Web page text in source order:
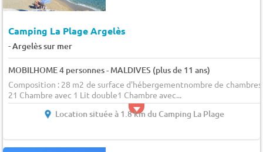
Camping La Plage Argelès
-Argelès sur mer
MOBILHOME 4 personnes - MALDIVES (plus de 11 ans)
Composition : 28 m2 de surface d'hébergementnombre de chambres
21 Chambre avec 1 Lit double1 Chambre avec...
Location située à 1.8 km du Camping La Plage